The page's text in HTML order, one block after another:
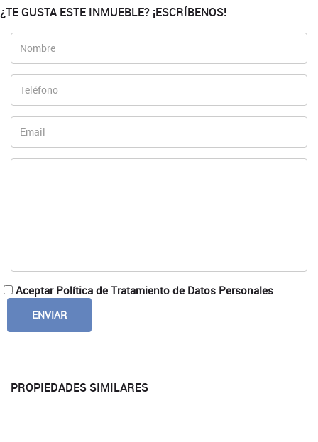
¿TE GUSTA ESTE INMUEBLE? ¡ESCRÍBENOS!
Aceptar Política de Tratamiento de Datos Personales
PROPIEDADES SIMILARES